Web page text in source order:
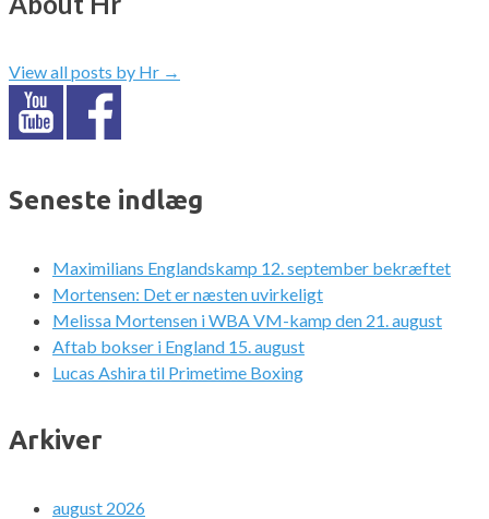
View all posts by Hr →
Seneste indlæg
Maximilians Englandskamp 12. september bekræftet
Mortensen: Det er næsten uvirkeligt
Melissa Mortensen i WBA VM-kamp den 21. august
Aftab bokser i England 15. august
Lucas Ashira til Primetime Boxing
Arkiver
august 2026